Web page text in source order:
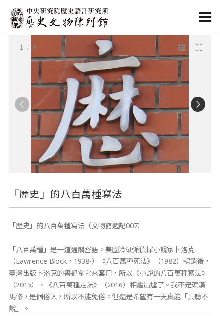
:::
:::
1/ 9
「歷史」的八百萬種寫法
「歷史」的八百萬種寫法（文物館週記007）
「八百萬種」是一道通關密語。美國冷硬派偵探小說家卜洛克
（Lawrence Block，1938-）《八百萬種死法》（1982）暢銷後，
臺灣出版卜洛克的書都拿它來套用，所以《小說的八百萬種寫法》
（2015）、《八百萬種走法》（2016）相繼出爐了。我不是硬漢
馬修，是個俗人，所以不能免俗。但還是希望有一天真能「只聽不
說」。